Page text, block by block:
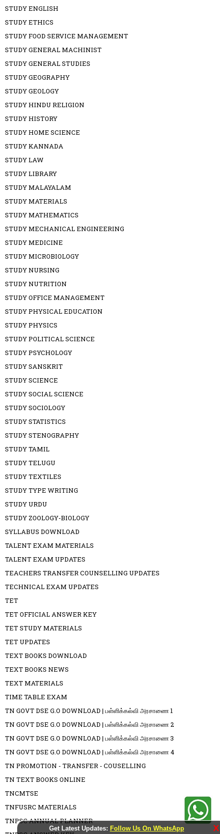
Get Latest Updates: Follow Us On WhatsApp X
STUDY ENGLISH
STUDY ETHICS
STUDY FOOD SERVICE MANAGEMENT
STUDY GENERAL MACHINIST
STUDY GENERAL STUDIES
STUDY GEOGRAPHY
STUDY GEOLOGY
STUDY HINDU RELIGION
STUDY HISTORY
STUDY HOME SCIENCE
STUDY KANNADA
STUDY LAW
STUDY LIBRARY
STUDY MALAYALAM
STUDY MATERIALS
STUDY MATHEMATICS
STUDY MECHANICAL ENGINEERING
STUDY MEDICINE
STUDY MICROBIOLOGY
STUDY NURSING
STUDY NUTRITION
STUDY OFFICE MANAGEMENT
STUDY PHYSICAL EDUCATION
STUDY PHYSICS
STUDY POLITICAL SCIENCE
STUDY PSYCHOLOGY
STUDY SANSKRIT
STUDY SCIENCE
STUDY SOCIAL SCIENCE
STUDY SOCIOLOGY
STUDY STATISTICS
STUDY STENOGRAPHY
STUDY TAMIL
STUDY TELUGU
STUDY TEXTILES
STUDY TYPE WRITING
STUDY URDU
STUDY ZOOLOGY-BIOLOGY
SYLLABUS DOWNLOAD
TALENT EXAM MATERIALS
TALENT EXAM UPDATES
TEACHERS TRANSFER COUNSELLING UPDATES
TECHNICAL EXAM UPDATES
TET
TET OFFICIAL ANSWER KEY
TET STUDY MATERIALS
TET UPDATES
TEXT BOOKS DOWNLOAD
TEXT BOOKS NEWS
TEXT MATERIALS
TIME TABLE EXAM
TN GOVT DSE G.O DOWNLOAD | பள்ளிக்கல்வி அரசாணை 1
TN GOVT DSE G.O DOWNLOAD | பள்ளிக்கல்வி அரசாணை 2
TN GOVT DSE G.O DOWNLOAD | பள்ளிக்கல்வி அரசாணை 3
TN GOVT DSE G.O DOWNLOAD | பள்ளிக்கல்வி அரசாணை 4
TN PROMOTION - TRANSFER - COUSELLING
TN TEXT BOOKS ONLINE
TNCMTSE
TNFUSRC MATERIALS
TNPSC ANNUAL PLANNER